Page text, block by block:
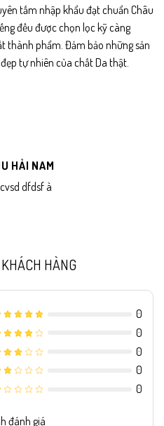
tấm nhập khẩu đạt chuẩn Châu
đều được chọn lọc kỹ càng
thành phẩm. Đảm bảo những sản
tự nhiên của chất Da thật.
HẢI NAM
dfdsf à
HÀNG
0
0
0
0
0
đánh giá